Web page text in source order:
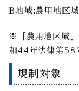
B地域:農用地区域
※「農用地区域
和44年法律第58
規制対象